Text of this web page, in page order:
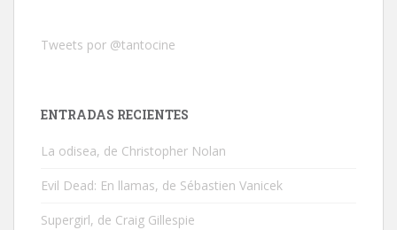
Tweets por @tantocine
ENTRADAS RECIENTES
La odisea, de Christopher Nolan
Evil Dead: En llamas, de Sébastien Vanicek
Supergirl, de Craig Gillespie